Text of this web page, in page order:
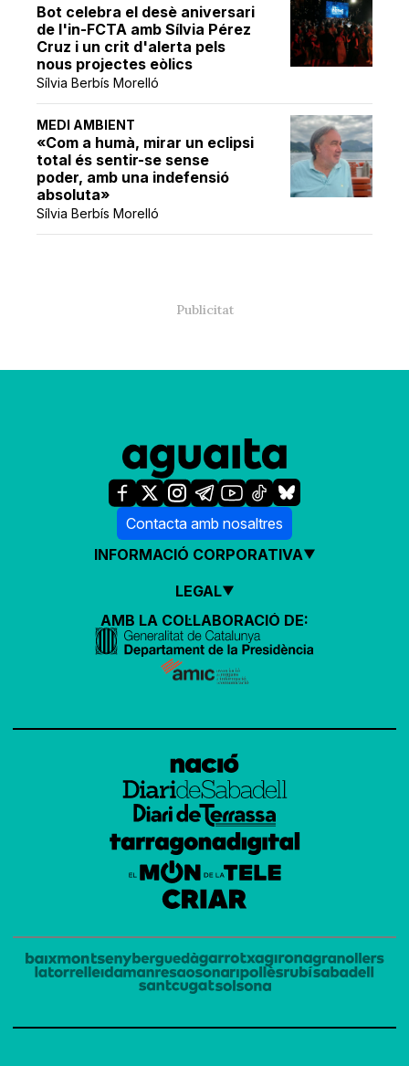
Bot celebra el desè aniversari
de l'in-FCTA amb Sílvia Pérez
Cruz i un crit d'alerta pels
nous projectes eòlics
Sílvia Berbís Morelló
MEDI AMBIENT
«Com a humà, mirar un eclipsi
total és sentir-se sense
poder, amb una indefensió
absoluta»
Sílvia Berbís Morelló
Contacta amb nosaltres
INFORMACIÓ CORPORATIVA
LEGAL
AMB LA COL·LABORACIÓ DE: